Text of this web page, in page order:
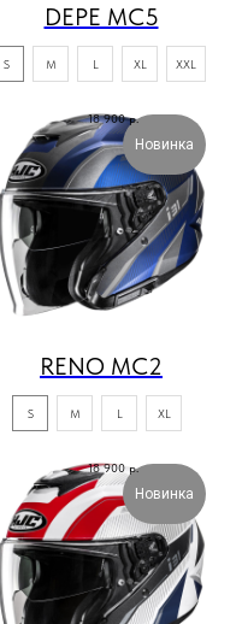
DEPE MC5
18 900 р.
S M L XL XXL
Новинка
RENO MC2
18 900 р.
S M L XL
Новинка